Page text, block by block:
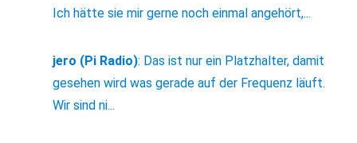
Ich hätte sie mir gerne noch einmal angehört,...
jero (Pi Radio): Das ist nur ein Platzhalter, damit
gesehen wird was gerade auf der Frequenz läuft.
Wir sind ni...